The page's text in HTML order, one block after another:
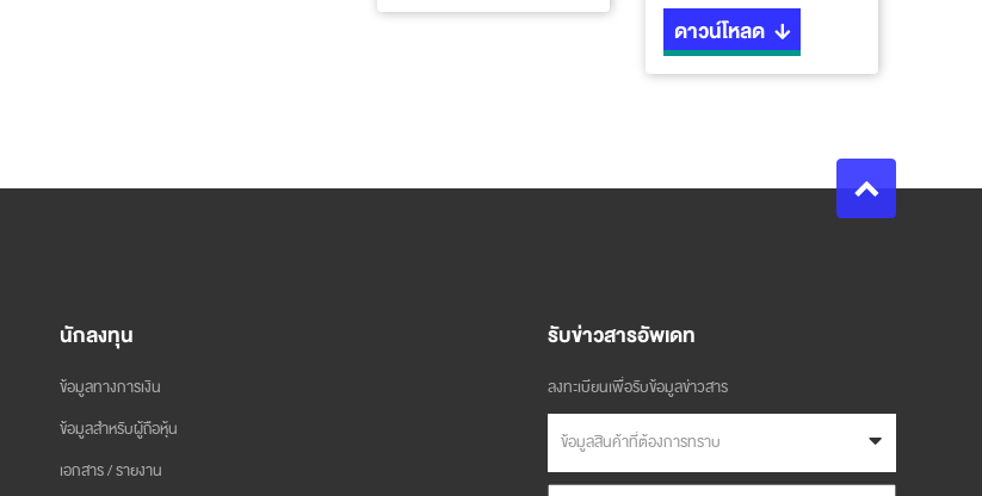
ดาวน์โหลด
นักลงทุน
ข้อมูลทางการเงิน
ข้อมูลสำหรับผู้ถือหุ้น
เอกสาร / รายงาน
รับข่าวสารอัพเดท
ลงทะเบียนเพื่อรับข้อมูลข่าวสาร
ข้อมูลสินค้าที่ต้องการทราบ